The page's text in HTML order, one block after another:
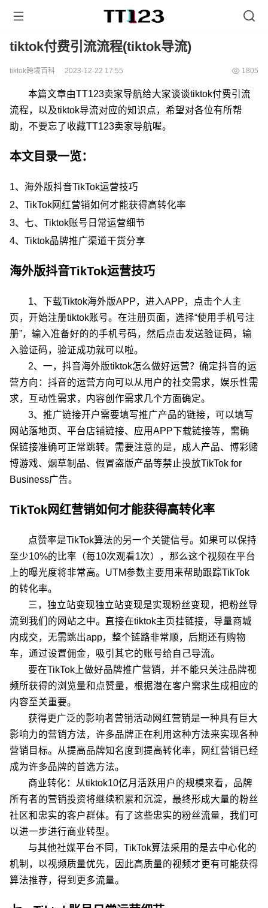
tiktok付费引流流程(tiktok导流)
tiktok跨境百科 2023-12-22 17:55 1805
本篇文章由TT123卖家导航给大家谈谈tiktok付费引流
流程，以及tiktok导流对应的知识点，希望对各位有所帮
助，不要忘了收藏TT123卖家导航喔。
本文目录一览：
1、 海外版抖音TikTok运营技巧
2、 TikTok网红营销如何才能获得高转化率
3、 七、Tiktok账号日常运营细节
4、 Tiktok品牌推广渠道干货分享
海外版抖音TikTok运营技巧
1、下载Tiktok海外版APP，进入APP，点击个人主
页，开始注册tiktok账号。在注册页面，选择“使用手机号注
册”，输入准备好的的手机号码，然后点击发送验证码，输
入验证码，验证成功就可以啦。
2、一，抖音海外版tiktok怎么做好运营？确定抖音的运
营方向：抖音的运营方向可以从用户的社交需求，娱乐性需
求，互动性需求，内容创作需求几个方面确定。
3、推广链接开户需要填写推广产品的链接，可以填写
网站落地页、平台店铺链接、应用APP下载链接等，需确
保链接准确可正常跳转。需要注意的是，成人产品、博彩赌
博游戏、烟草制品、假冒盗版产品等禁止投放TikTok for
Business广告。
TikTok网红营销如何才能获得高转化率
点赞率是TikTok算法的另一个关键信号。如果可以保持
至少10%的比率（每10次观看1次），那么这个视频在平台
上的曝光度将非常高。UTM参数主要用来帮助跟踪TikTok
的转化率。
三，独立站变现独立站变现是实现粉丝变现，把粉丝导
流到我们的网站之中。直接在tiktok主页挂链接，导量商城
内成交，无需跳出app，整个链路非常顺，后期还有购物
车，通过设置佣金，吸引其它的账号给自己导流。
要在TikTok上做好品牌推广营销，并不能只关注品牌视
频所获得的浏览量和点赞量，根据潜在客户需求生成相应的
内容至关重要。
获得更广泛的影响者营销活动网红营销是一种具有巨大
影响力的营销方法，许多品牌正在利用这种方法来实现各种
营销目标。从提高品牌知名度到提高转化率，网红营销已经
成为许多品牌的首选方法。
商业转化：从tiktok10亿月活跃用户的规模来看，品牌
所有者的营销投资将继续积累和沉淀，最终形成大量的粉丝
社区和忠实的客户群体。有了这些忠实的粉丝流量，我们可
以进一步进行商业转型。
与其他社媒平台不同，TikTok算法采用的是去中心化的
机制，以视频质量优先，因此高质量的视频才更有可能获得
算法推荐，得到更多流量。